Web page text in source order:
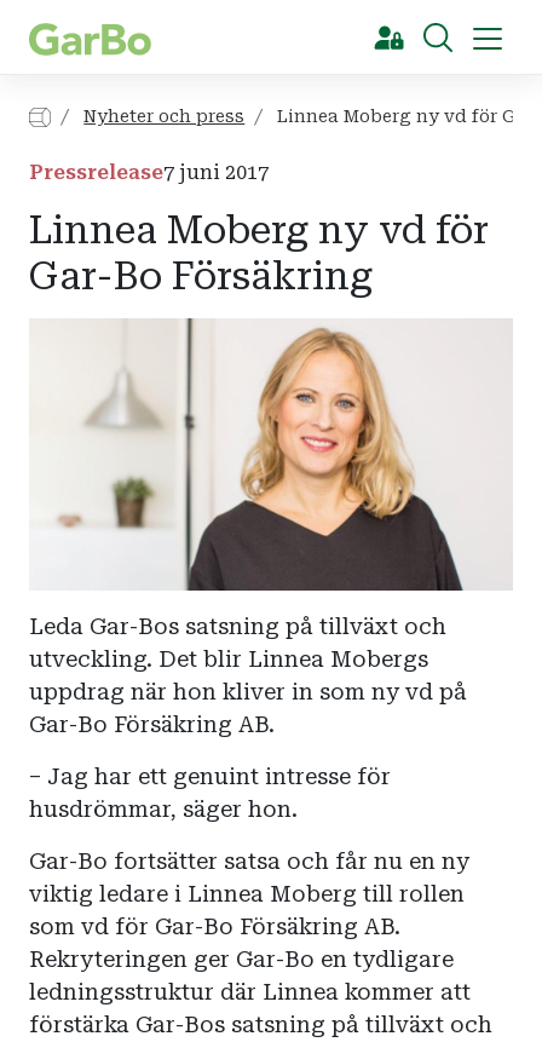
[Sök]
Nyheter och press Linnea Moberg ny vd för
Pressrelease7 juni 2017
Linnea Moberg ny vd för
Gar-Bo Försäkring
Leda Gar-Bos satsning på tillväxt och
utveckling. Det blir Linnea Mobergs
uppdrag när hon kliver in som ny vd på
Gar-Bo Försäkring AB.
– Jag har ett genuint intresse för
husdrömmar, säger hon.
Gar-Bo fortsätter satsa och får nu en ny
viktig ledare i Linnea Moberg till rollen
som vd för Gar-Bo Försäkring AB.
Rekryteringen ger Gar-Bo en tydligare
ledningsstruktur där Linnea kommer att
förstärka Gar-Bos satsning på tillväxt och